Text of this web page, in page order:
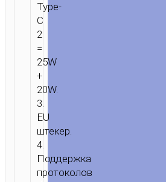
ГЛАВНАЯ /
АДАПТЕРЫ
УСТРОЙСТВО
Type-
C
2
=
25W
+
20W.
3.
EU
штекер.
4.
Поддержка
протоколов